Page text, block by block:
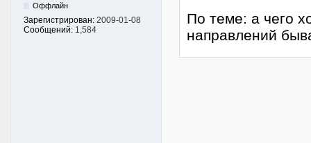
Оффлайн
Зарегистрирован: 2009-01-08
Сообщений: 1,584
По теме: а чего
направлений